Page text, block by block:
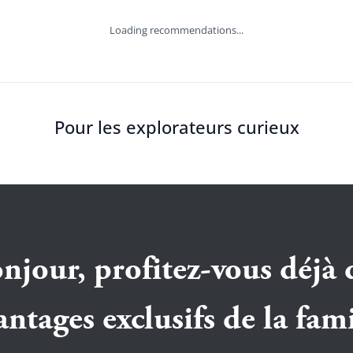
Loading recommendations...
Pour les explorateurs curieux
profitez-vous déjà
exclusifs de la